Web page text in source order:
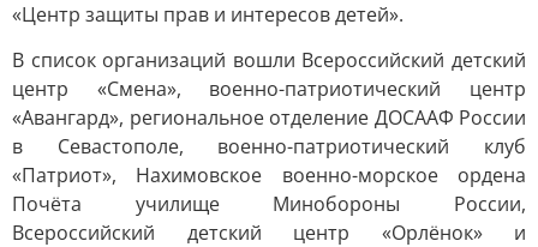
«Центр защиты прав и интересов детей».
В список организаций вошли Всероссийский детский
центр «Смена», военно-патриотический центр
«Авангард», региональное отделение ДОСААФ России
в Севастополе, военно-патриотический клуб
«Патриот», Нахимовское военно-морское ордена
Почёта училище Минобороны России,
Всероссийский детский центр «Орлёнок» и